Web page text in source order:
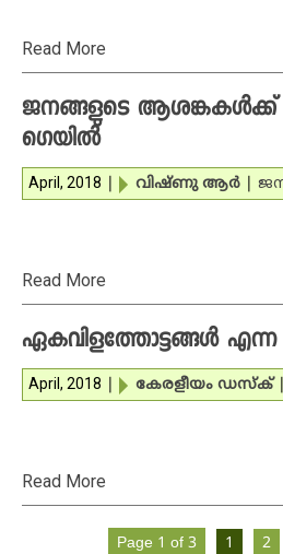
Read More
ജനങ്ങളുടെ ആശങ്കകള്‍ക്ക്
ഗെയില്‍
April, 2018 വിഷ്ണു ആര്‍
Read More
ഏകവിളത്തോട്ടങ്ങള്‍ എന്ന
April, 2018 കേരളീയം ഡസ്‌ക്‌
Read More
Page 1 of 3 1 2